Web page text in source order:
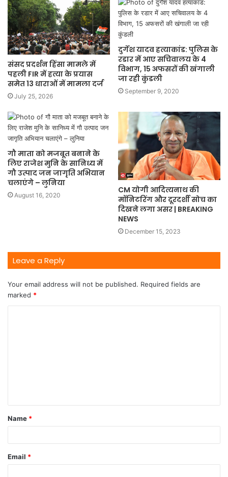
संसद प्रदर्शन हिंसा मामले में
पहली FIR में हत्या के प्रयास
समेत 13 धाराओं में मामला दर्ज
July 25, 2026
दुर्गेश यादव हत्याकांड: पुलिस के
रडार में आए सचिवालय के 4
विभाग, 15 अफसरों की खंगाली
जा रही कुंडली
September 9, 2020
गौ माता को मजबूत बनाने के
लिए राजेश मुनि के सानिध्य में
गौ उत्पाद जन जागृति अभियान
चलाएंगे – लुनिया
August 16, 2020
CM योगी आदित्यनाथ की
मॉनिटरिंग और दूरदर्शी सोच का
दिखने लगा असर | BREAKING
NEWS
December 15, 2023
Leave a Reply
Your email address will not be published. Required fields are
marked *
Name *
Email *